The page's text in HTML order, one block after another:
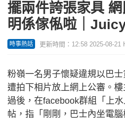
擺兩件誇張家具
明係傢俬啦｜
時事熱話 更新時間：12:58 2025-08-21
粉嶺一名男子懷疑違規以巴士
遭拍下相片放上網上公審。
過後，在facebook群組「上
帖，指「剛剛，巴士內坐電